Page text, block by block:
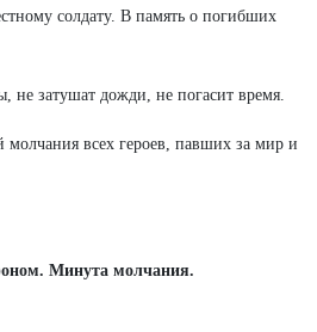
солдату. В память о погибших
не затушат дожди, не погасит время.
молчания всех героев, павших за мир и
Минута молчания.